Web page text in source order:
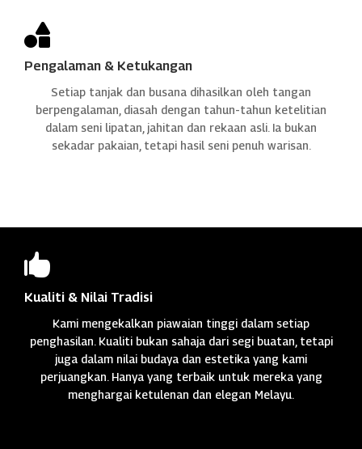

Pengalaman & Ketukangan
Setiap tanjak dan busana dihasilkan oleh tangan
berpengalaman, diasah dengan tahun-tahun ketelitian
dalam seni lipatan, jahitan dan rekaan asli. Ia bukan
sekadar pakaian, tetapi hasil seni penuh warisan.

Kualiti & Nilai Tradisi
Kami mengekalkan piawaian tinggi dalam setiap
penghasilan. Kualiti bukan sahaja dari segi buatan, tetapi
juga dalam nilai budaya dan estetika yang kami
perjuangkan. Hanya yang terbaik untuk mereka yang
menghargai ketulenan dan elegan Melayu.